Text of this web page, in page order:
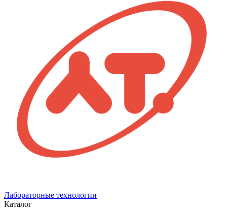
Лабораторные технологии
Каталог